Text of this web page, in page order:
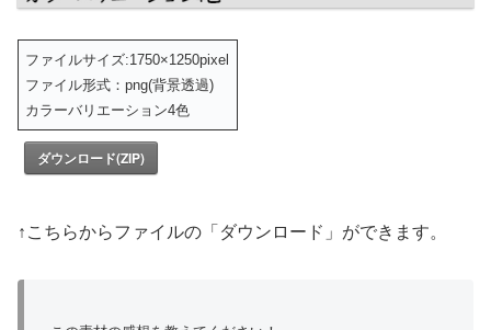
ファイルサイズ:1750×1250pixel
ファイル形式：png(背景透過)
カラーバリエーション4色
ダウンロード(ZIP)
↑こちらからファイルの「ダウンロード」ができます。